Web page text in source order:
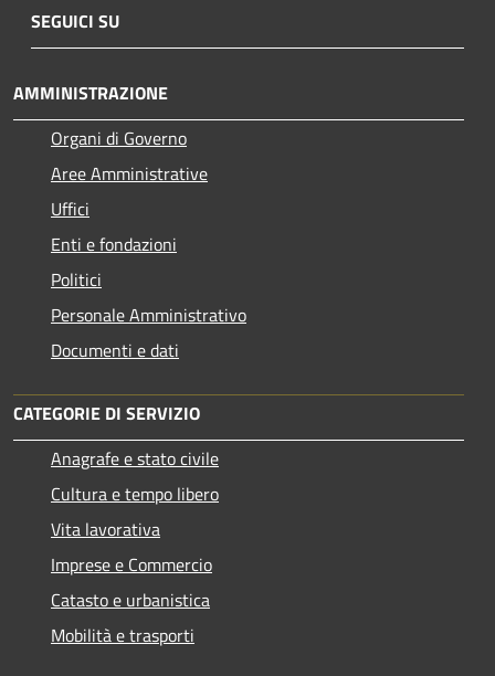
SEGUICI SU
AMMINISTRAZIONE
Organi di Governo
Aree Amministrative
Uffici
Enti e fondazioni
Politici
Personale Amministrativo
Documenti e dati
CATEGORIE DI SERVIZIO
Anagrafe e stato civile
Cultura e tempo libero
Vita lavorativa
Imprese e Commercio
Catasto e urbanistica
Mobilità e trasporti